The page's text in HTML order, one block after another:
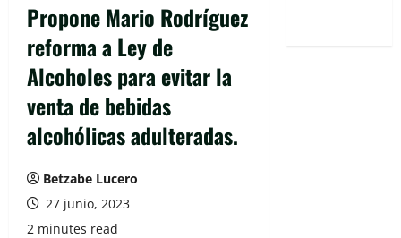
Propone Mario Rodríguez
reforma a Ley de
Alcoholes para evitar la
venta de bebidas
alcohólicas adulteradas.
Betzabe Lucero
27 junio, 2023
2 minutes read